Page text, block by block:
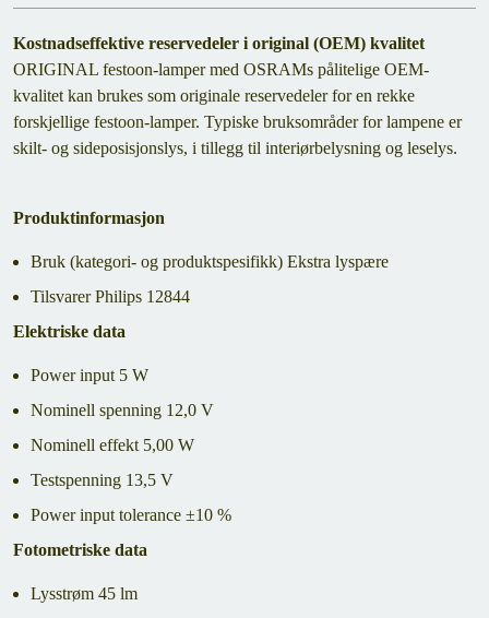
Kostnadseffektive reservedeler i original (OEM) kvalitet
ORIGINAL festoon-lamper med OSRAMs pålitelige OEM-
kvalitet kan brukes som originale reservedeler for en rekke
forskjellige festoon-lamper. Typiske bruksområder for lampene er
skilt- og sideposisjonslys, i tillegg til interiørbelysning og leselys.
Produktinformasjon
Bruk (kategori- og produktspesifikk) Ekstra lyspære
Tilsvarer Philips 12844
Elektriske data
Power input 5 W
Nominell spenning 12,0 V
Nominell effekt 5,00 W
Testspenning 13,5 V
Power input tolerance ±10 %
Fotometriske data
Lysstrøm 45 lm